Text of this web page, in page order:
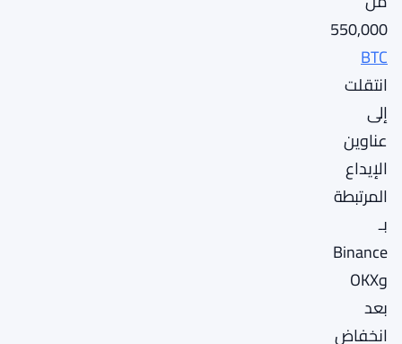
550,000
BTC
انتقلت
إلى
عناوين
الإيداع
المرتبطة
بـ
Binance
وOKX
بعد
انخفاض